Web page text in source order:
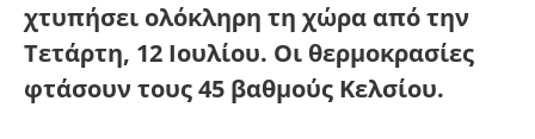
χτυπήσει ολόκληρη τη χώρα από την
Τετάρτη, 12 Ιουλίου. Οι θερμοκρασίες
φτάσουν τους 45 βαθμούς Κελσίου.